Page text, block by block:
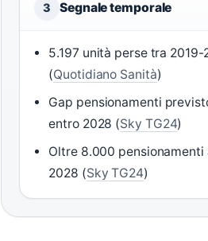
3 Segnale temporale
5.197 unità perse tra 2019-
(Quotidiano Sanità)
Gap pensionamenti
entro 2028 (Sky TG24)
Oltre 8.000 pensionamenti
2028 (Sky TG24)